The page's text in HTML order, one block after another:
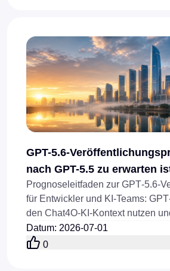
GPT-5.6-
nach GPT-5.5 zu erwarten
Prognoseleitfaden zur
für Entwickler und KI‑Teams:
den Chat4O‑KI‑Kontext nutzen
Launch
Datum: 2026-07-01
0